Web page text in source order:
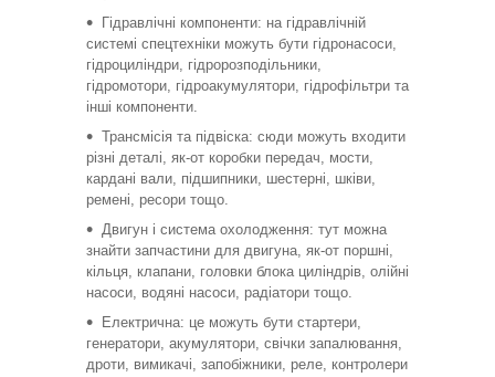
Гідравлічні компоненти: на гідравлічній
системі спецтехніки можуть бути гідронасоси,
гідроциліндри, гідророзподільники,
гідромотори, гідроакумулятори, гідрофільтри та
інші компоненти.
Трансмісія та підвіска: сюди можуть входити
різні деталі, як-от коробки передач, мости,
кардані вали, підшипники, шестерні, шківи,
ремені, ресори тощо.
Двигун і система охолодження: тут можна
знайти запчастини для двигуна, як-от поршні,
кільця, клапани, головки блока циліндрів, олійні
насоси, водяні насоси, радіатори тощо.
Електрична: це можуть бути стартери,
генератори, акумулятори, свічки запалювання,
дроти, вимикачі, запобіжники, реле, контролери